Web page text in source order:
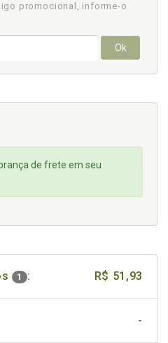
promocional, informe-o
Ok
de frete em seu
1 : R$ 51,93
-